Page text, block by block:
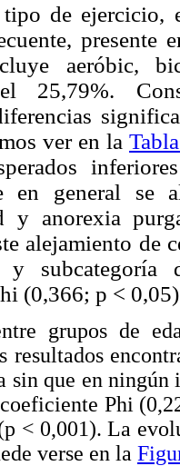
de ejercicio,
presente
aeróbic,
25,79%.
ver en la
en general se
y anorexia
alejamiento de
y subcategoría
(0,366; p <
grupos de
resultados
sin que en ningún
Phi
< 0,001). La
verse en la